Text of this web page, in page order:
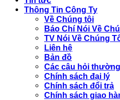
Thông Tin Công Ty
Về Chúng tôi
Báo Chí Nói Về
TV Nói Về Chúng
Liên hệ
Bản đồ
Các câu hỏi
Chính sách đại lý
Chính sách đổi trả
Chính sách giao